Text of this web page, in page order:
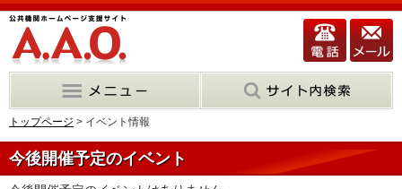
トップページ > イベント情報
今後開催予定のイベント